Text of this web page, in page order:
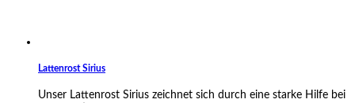
Lattenrost Sirius
Unser Lattenrost Sirius zeichnet sich durch eine starke Hilfe bei